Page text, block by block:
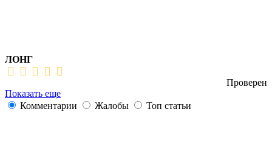
ЛОНГ
Проверен
Показать еще
Комментарии
Жалобы Топ статьи